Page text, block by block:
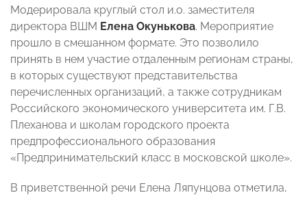
Модерировала круглый стол и.о. заместителя
директора ВШМ Елена Окунькова. Мероприятие
прошло в смешанном формате. Это позволило
принять в нем участие отдаленным регионам страны,
в которых существуют представительства
перечисленных организаций, а также сотрудникам
Российского экономического университета им. Г.В.
Плеханова и школам городского проекта
предпрофессионального образования
«Предпринимательский класс в московской школе».
В приветственной речи Елена Ляпунцова отметила,